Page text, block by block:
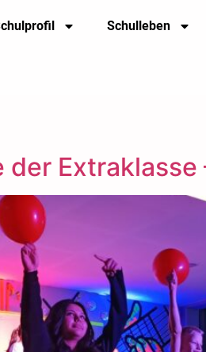
Schulleben